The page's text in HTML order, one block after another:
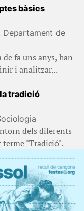
bàsics
Departament de
de fa uns anys, han
i analitzar...
tradició
dels diferents
"Tradició".